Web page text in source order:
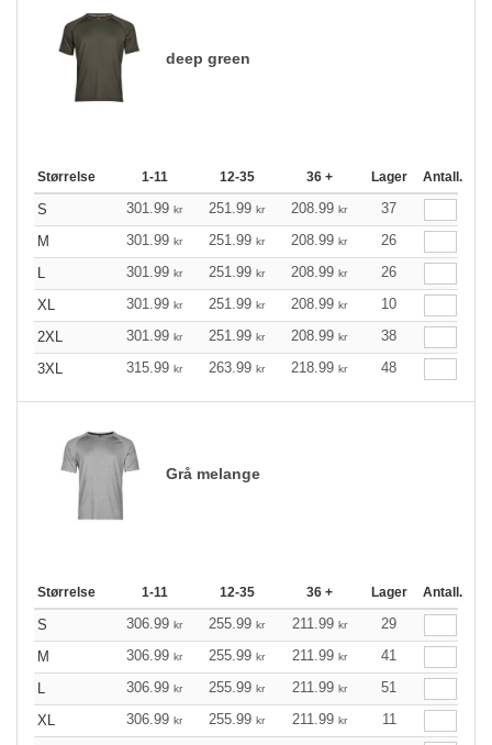
deep green
Størrelse 1-11 12-35 36 + Lager Antall.
S 301.99 kr 251.99 kr 208.99 kr
37
M
301.99 kr 251.99 kr 208.99 kr
26
L
301.99 kr 251.99 kr 208.99 kr
26
XL
301.99 kr 251.99 kr 208.99 kr
10
2XL
301.99 kr 251.99 kr 208.99 kr
38
3XL
315.99 kr 263.99 kr 218.99 kr 48
Grå melange
Størrelse 1-11 12-35 36 + Lager Antall.
S 306.99 kr 255.99 kr 211.99 kr
29
M
306.99 kr 255.99 kr 211.99 kr
41
L
306.99 kr 255.99 kr 211.99 kr
51
XL
306.99 kr 255.99 kr 211.99 kr
11